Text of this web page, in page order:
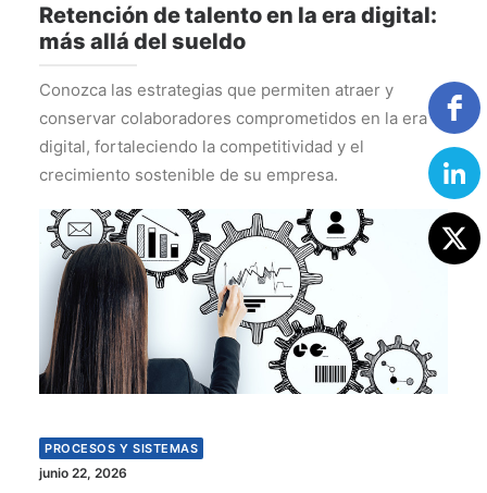
Retención de talento en la era digital:
más allá del sueldo
Conozca las estrategias que permiten atraer y
conservar colaboradores comprometidos en la era
digital, fortaleciendo la competitividad y el
crecimiento sostenible de su empresa.
PROCESOS Y SISTEMAS
junio 22, 2026